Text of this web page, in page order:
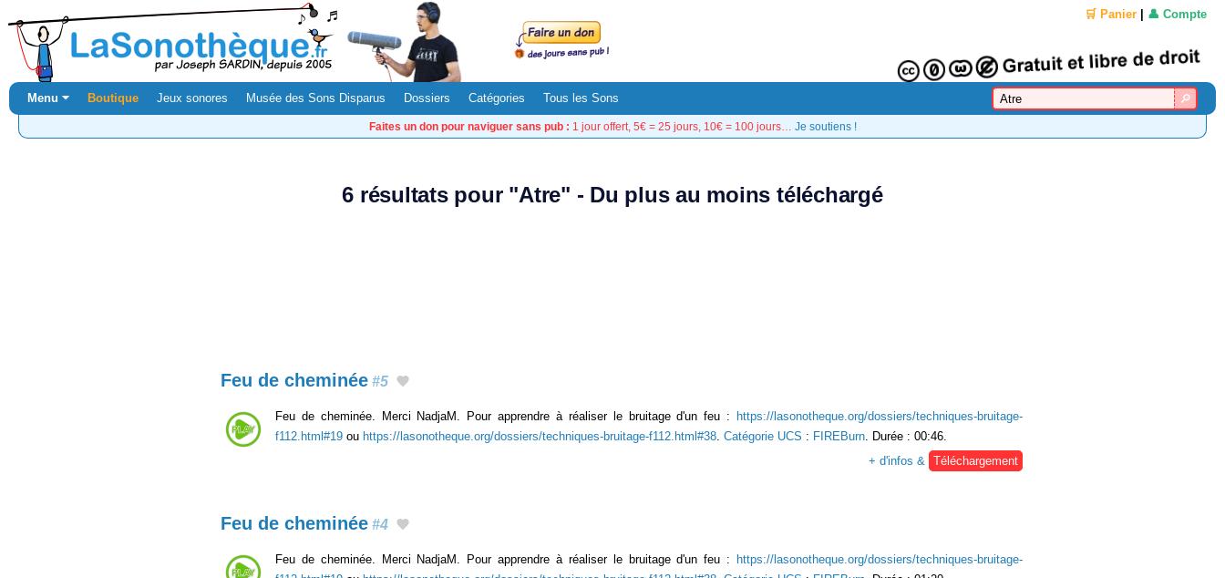
🛒 Panier 👤 Compte
Menu ⏷ Boutique Jeux sonores Musée des Sons Disparus Dossiers Catégories Tous les Sons
Faites un don pour naviguer sans pub : 1 jour offert, 5€ = 25 jours, 10€ = 100 jours… Je soutiens !
6 résultats pour "Atre" - Du plus au moins téléchargé
Feu de cheminée #5
Feu de cheminée. Merci NadjaM. Pour apprendre à réaliser le bruitage d'un feu :
https://lasonotheque.org/dossiers/techniques-bruitage-
f112.html#19 ou https://lasonotheque.org/dossiers/techniques-bruitage-f112.html#38 Catégorie UCS : FIREBurn . Durée : 00:46.
+ d'infos &
Téléchargement
Feu de cheminée #4
Feu de cheminée. Merci NadjaM. Pour apprendre à réaliser le bruitage d'un feu : https://lasonotheque.org/dossiers/techniques-bruitage-